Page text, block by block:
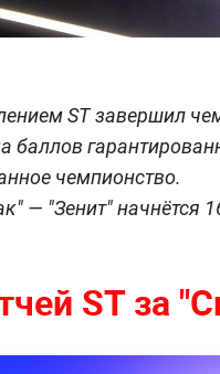
ST завершил
баллов
чемпионство.
— "Зенит" начнётся
ST за